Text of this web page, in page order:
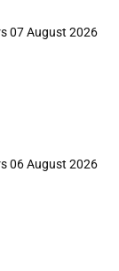
07 August 2026
06 August 2026